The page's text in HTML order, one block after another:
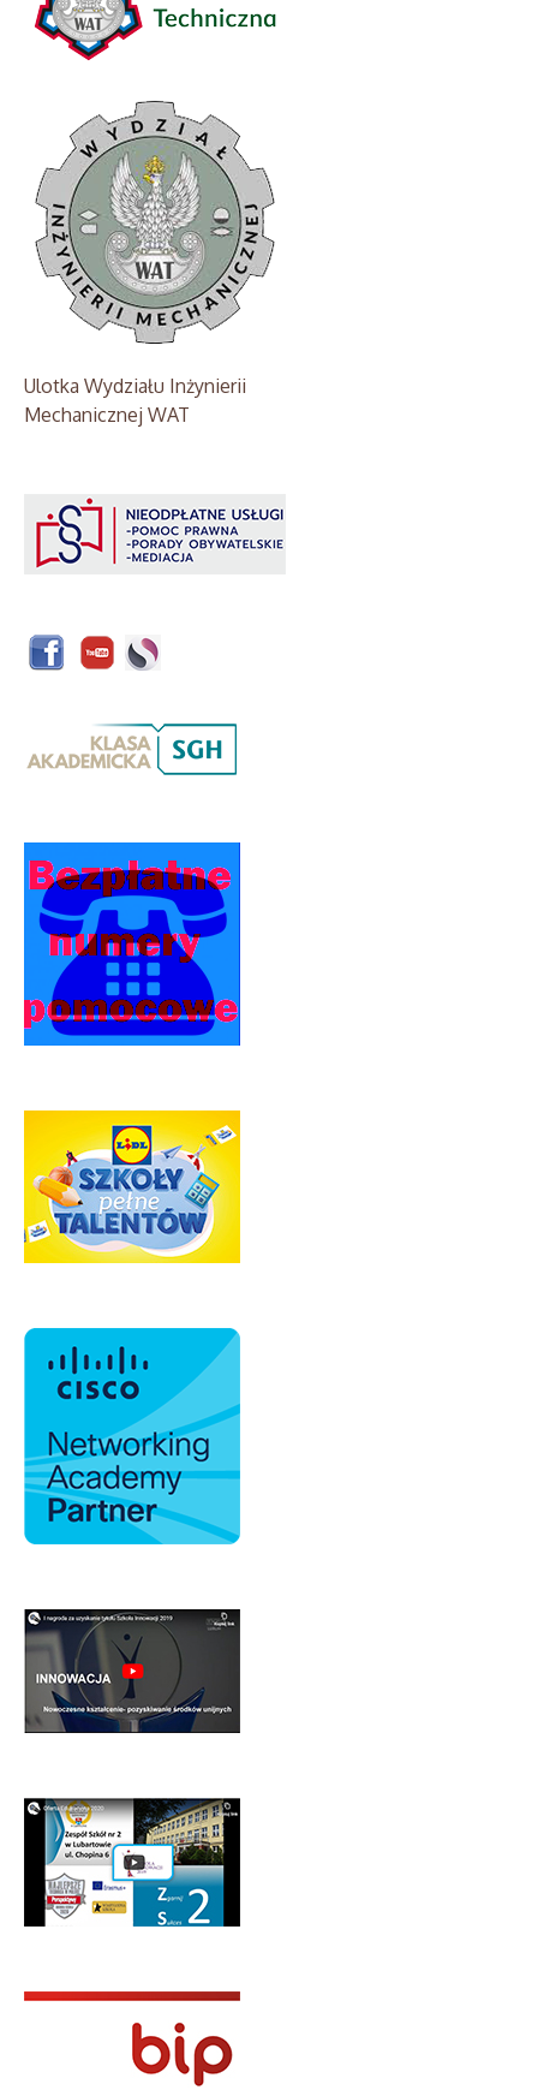
Ulotka Wydziału Inżynierii
Mechanicznej WAT